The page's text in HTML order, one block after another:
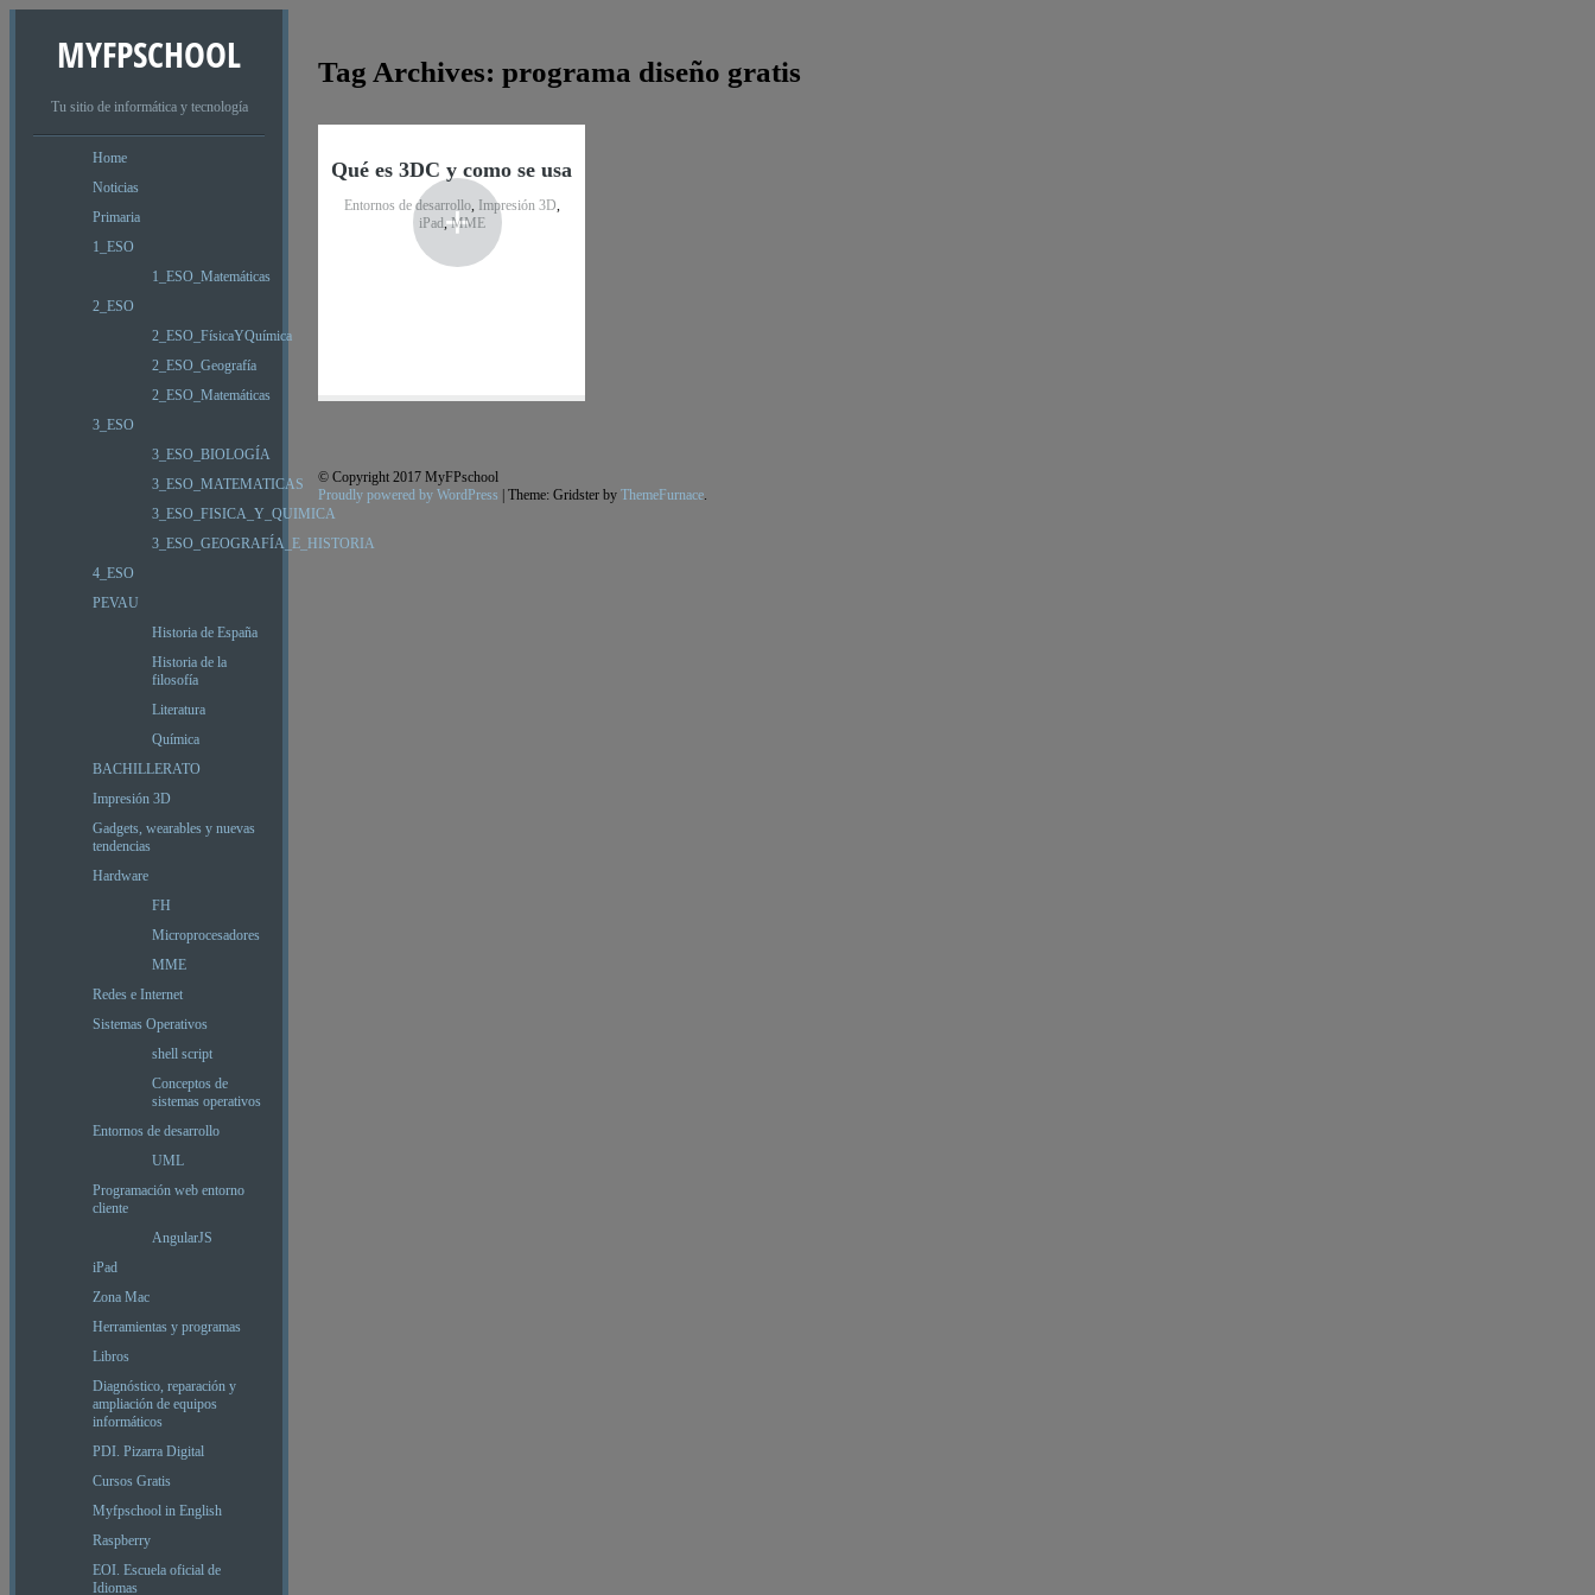
MYFPSCHOOL
Tu sitio de informática y tecnología
Home
Noticias
Primaria
1_ESO
1_ESO_Matemáticas
2_ESO
2_ESO_FísicaYQuímica
2_ESO_Geografía
2_ESO_Matemáticas
3_ESO
3_ESO_BIOLOGÍA
3_ESO_MATEMATICAS
3_ESO_FISICA_Y_QUIMICA
3_ESO_GEOGRAFÍA_E_HISTORIA
4_ESO
PEVAU
Historia de España
Historia de la
filosofía
Literatura
Química
BACHILLERATO
Impresión 3D
Gadgets, wearables y nuevas
tendencias
Hardware
FH
Microprocesadores
MME
Redes e Internet
Sistemas Operativos
shell script
Conceptos de
sistemas operativos
Entornos de desarrollo
UML
Programación web entorno
cliente
AngularJS
iPad
Zona Mac
Herramientas y programas
Libros
Diagnóstico, reparación y
ampliación de equipos
informáticos
PDI. Pizarra Digital
Cursos Gratis
Myfpschool in English
Raspberry
EOI. Escuela oficial de
Idiomas
Tag Archives: programa diseño gratis
+
Qué es 3DC y como se usa
Entornos de desarrollo, Impresión 3D
iPad ,MME
© Copyright 2017 MyFPschool
Proudly powered by WordPress | Theme: Gridster by ThemeFurnace